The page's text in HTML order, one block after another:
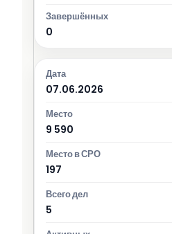
0
07.06.2026
9 590
197
5